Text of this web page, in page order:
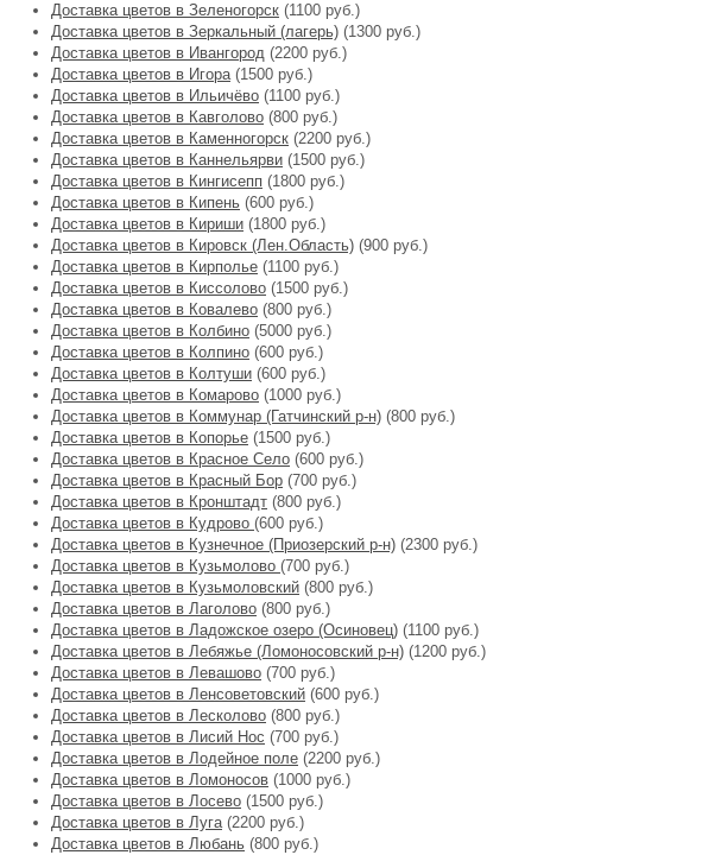
Доставка цветов в Зеленогорск (1100 руб.)
Доставка цветов в Зеркальный (лагерь) (1300 руб.)
Доставка цветов в Ивангород (2200 руб.)
Доставка цветов в Игора(1500 руб.)
Доставка цветов в Ильичёво (1100 руб.)
Доставка цветов в Кавголово (800 руб.)
Доставка цветов в Каменногорск (2200 руб.)
Доставка цветов в Каннельярви (1500 руб.)
Доставка цветов в Кингисепп (1800 руб.)
Доставка цветов в Кипень (600 руб.)
Доставка цветов в Кириши (1800 руб.)
Доставка цветов в Кировск (Лен.Область) (900 руб.)
Доставка цветов в Кирполье (1100 руб.)
Доставка цветов в Киссолово (1500 руб.)
Доставка цветов в Ковалево (800 руб.)
Доставка цветов в Колбино (5000 руб.)
Доставка цветов в Колпино (600 руб.)
Доставка цветов в Колтуши (600 руб.)
Доставка цветов в Комарово (1000 руб.)
Доставка цветов в Коммунар (Гатчинский р-н) (800 руб.)
Доставка цветов в Копорье (1500 руб.)
Доставка цветов в Красное Село (600 руб.)
Доставка цветов в Красный Бор (700 руб.)
Доставка цветов в Кронштадт (800 руб.)
Доставка цветов в Кудрово (600 руб.)
Доставка цветов в Кузнечное (Приозерский р-н) (2300 руб.)
Доставка цветов в Кузьмолово (700 руб.)
Доставка цветов в Кузьмоловский (800 руб.)
Доставка цветов в Лаголово (800 руб.)
Доставка цветов в Ладожское озеро (Осиновец) (1100 руб.)
Доставка цветов в Лебяжье (Ломоносовский р-н) (1200 руб.)
Доставка цветов в Левашово (700 руб.)
Доставка цветов в Ленсоветовский (600 руб.)
Доставка цветов в Лесколово (800 руб.)
Доставка цветов в Лисий Нос (700 руб.)
Доставка цветов в Лодейное поле (2200 руб.)
Доставка цветов в Ломоносов (1000 руб.)
Доставка цветов в Лосево (1500 руб.)
Доставка цветов в Луга(2200 руб.)
Доставка цветов в Любань (800 руб.)